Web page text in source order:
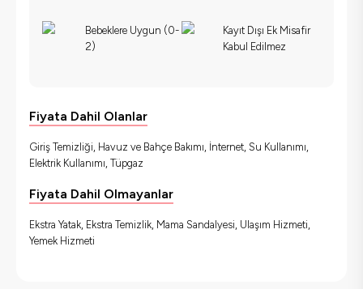
Bebeklere Uygun (0-
2)
Kayıt Dışı Ek Misafir
Kabul Edilmez
Fiyata Dahil Olanlar
Giriş Temizliği, Havuz ve Bahçe Bakımı, İnternet, Su Kullanımı,
Elektrik Kullanımı, Tüpgaz
Fiyata Dahil Olmayanlar
Ekstra Yatak, Ekstra Temizlik, Mama Sandalyesi, Ulaşım Hizmeti,
Yemek Hizmeti